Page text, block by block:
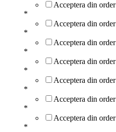
Acceptera din order
*
Acceptera din order
*
Acceptera din order
*
Acceptera din order
*
Acceptera din order
*
Acceptera din order
*
Acceptera din order
*